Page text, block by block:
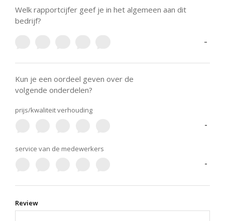
Welk rapportcijfer geef je in het algemeen aan dit
bedrijf?
-
Kun je een oordeel geven over de
volgende onderdelen?
prijs/kwaliteit verhouding
-
service van de medewerkers
-
Review